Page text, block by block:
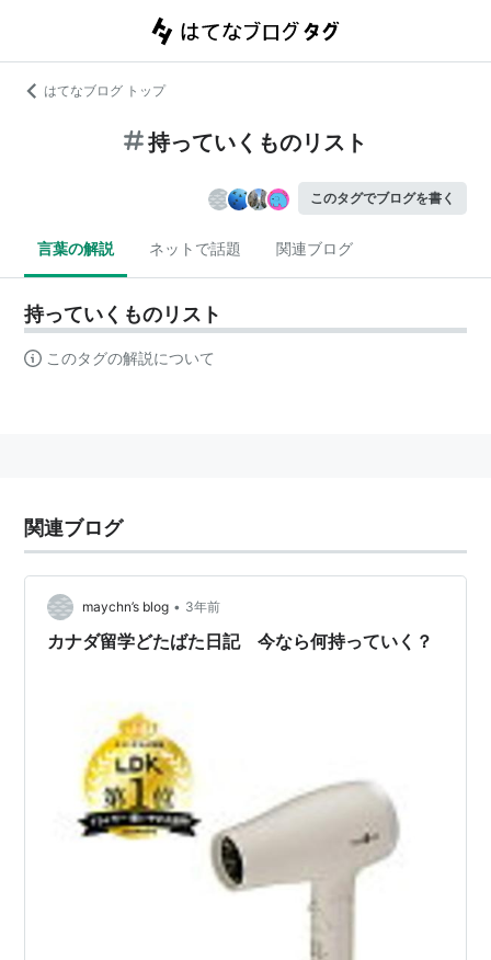
はてなブログ トップ
持っていくものリスト
このタグでブログを書く
言葉の解説 ネットで話題 関連ブログ
持っていくものリスト
このタグの解説について
関連ブログ
maychn’s blog • 3年前
カナダ留学どたばた日記 今なら何持っていく？